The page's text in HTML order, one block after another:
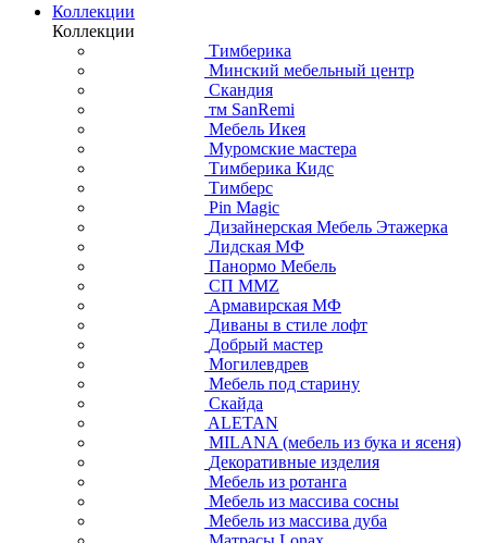
Коллекции
Коллекции
Тимберика
Минский мебельный центр
Скандия
тм SanRemi
Мебель Икея
Муромские мастера
Тимберика Кидс
Тимберс
Pin Magic
Дизайнерская Мебель Этажерка
Лидская МФ
Панормо Мебель
СП ММZ
Армавирская МФ
Диваны в стиле лофт
Добрый мастер
Могилевдрев
Мебель под старину
Скайда
ALETAN
MILANA (мебель из бука и ясеня)
Декоративные изделия
Мебель из ротанга
Мебель из массива сосны
Мебель из массива дуба